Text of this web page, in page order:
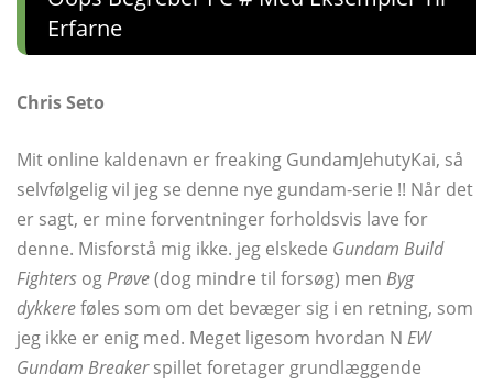
Erfarne
Chris Seto
Mit online kaldenavn er freaking GundamJehutyKai, så
selvfølgelig vil jeg se denne nye gundam-serie !! Når det
er sagt, er mine forventninger forholdsvis lave for
denne. Misforstå mig ikke. jeg elskede Gundam Build
Fighters ogPrøve(dog mindre til forsøg) men Byg
dykkereføles som om det bevæger sig i en retning, som
jeg ikke er enig med. Meget ligesom hvordan N EW
Gundam Breakerspillet foretager grundlæggende